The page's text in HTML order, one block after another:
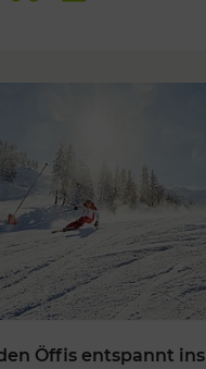
Öffis entspannt ins